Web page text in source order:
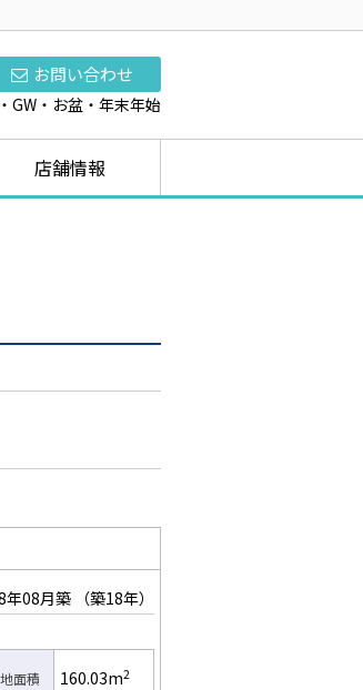
お問い合わせ
・お盆・年末年始
店舗情報
年08月築
（築18年）
面積 160.03m2